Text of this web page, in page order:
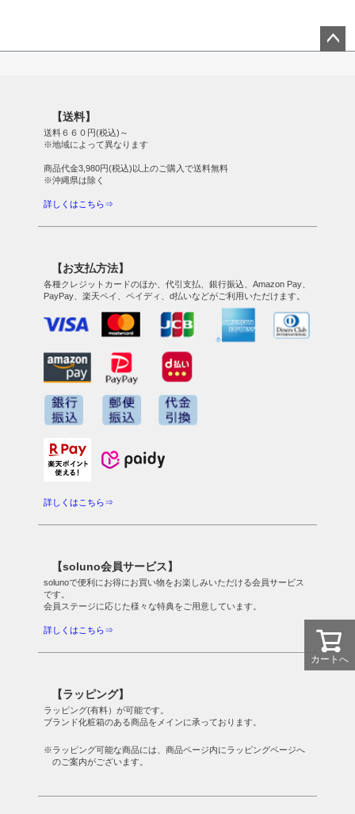
カートへ
【送料】
送料６６０円(税込)～
※地域によって異なります
商品代金3,980円(税込)以上のご購入で送料無料
※沖縄県は除く
詳しくはこちら⇒
【お支払方法】
各種クレジットカードのほか、代引支払、銀行振込、Amazon Pay、
PayPay、楽天ペイ、ペイディ、d払いなどがご利用いただけます。
詳しくはこちら⇒
【soluno会員サービス】
solunoで便利にお得にお買い物をお楽しみいただける会員サービス
です。
会員ステージに応じた様々な特典をご用意しています。
詳しくはこちら⇒
【ラッピング】
ラッピング(有料）が可能です。
ブランド化粧箱のある商品をメインに承っております。
※ラッピング可能な商品には、商品ページ内にラッピングページへ
のご案内がございます。